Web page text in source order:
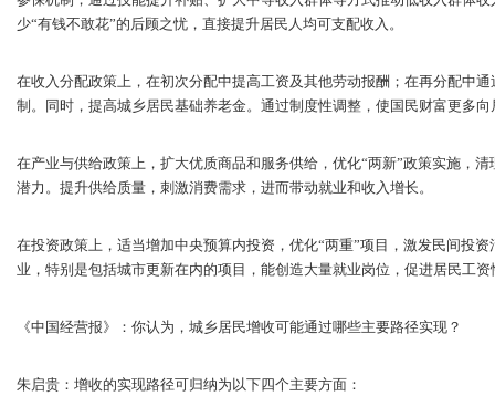
少“有钱不敢花”的后顾之忧，直接提升居民人均可支配收入。
在收入分配政策上，在初次分配中提高工资及其他劳动报酬；在再分配中
制。同时，提高城乡居民基础养老金。通过制度性调整，使国民财富更多
在产业与供给政策上，扩大优质商品和服务供给，优化“两新”政策实施，
潜力。提升供给质量，刺激消费需求，进而带动就业和收入增长。
在投资政策上，适当增加中央预算内投资，优化“两重”项目，激发民间投
业，特别是包括城市更新在内的项目，能创造大量就业岗位，促进居民工资
《中国经营报》：你认为，城乡居民增收可能通过哪些主要路径实现？
朱启贵：增收的实现路径可归纳为以下四个主要方面：